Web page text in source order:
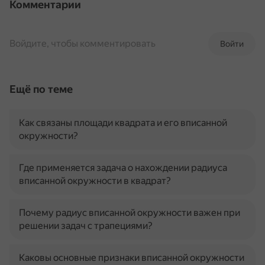
Комментарии
Войти
Войдите, чтобы комментировать
Ещё по теме
Как связаны площади квадрата и его вписанной
окружности?
Где применяется задача о нахождении радиуса
вписанной окружности в квадрат?
Почему радиус вписанной окружности важен при
решении задач с трапециями?
Каковы основные признаки вписанной окружности